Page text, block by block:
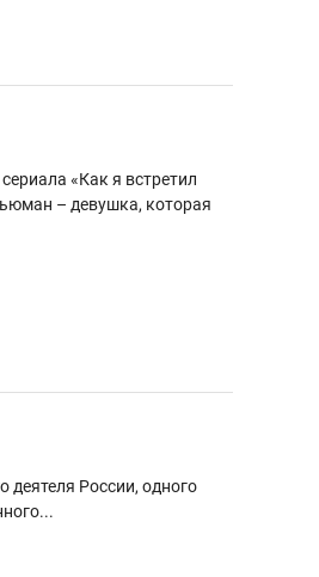
«Как я встретил
– девушка, которая
России, одного